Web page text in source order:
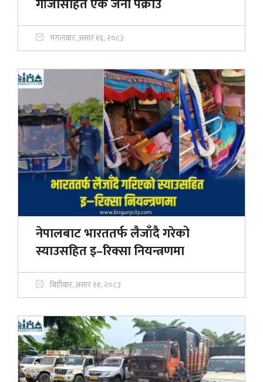
गाँजासहित एक जना पक्राउ
मंगलबार, असार १६, २०८३
नेपालबाट भारततर्फ लैजाँदै गरेको
स्याउसहित इ–रिक्सा नियन्त्रणमा
बिहीबार, असार ११, २०८३